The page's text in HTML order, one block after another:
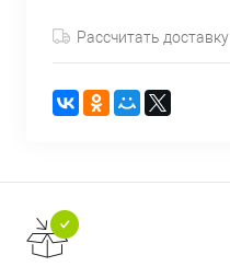
Рассчитать доставку